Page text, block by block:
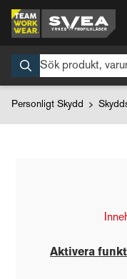
Personligt Skydd
Aktivera